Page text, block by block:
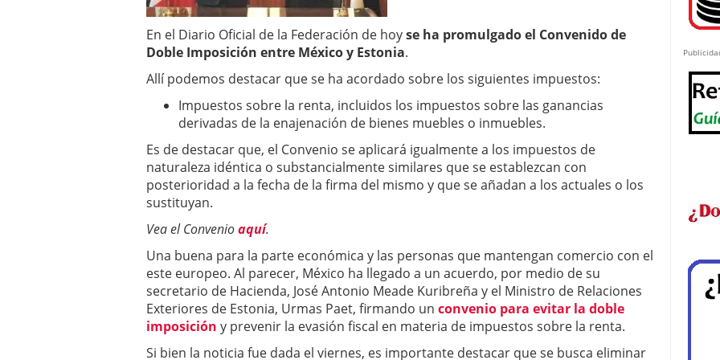
En el Diario Oficial de la Federación de hoyse ha promulgado el Convenido de
Doble Imposición entre México y Estonia.
Allí podemos destacar que se ha acordado sobre los siguientes impuestos:
Impuestos sobre la renta, incluidos los impuestos sobre las ganancias
derivadas de la enajenación de bienes muebles o inmuebles.
Es de destacar que, el Convenio se aplicará igualmente a los impuestos de
naturaleza idéntica o substancialmente similares que se establezcan con
posterioridad a la fecha de la firma del mismo y que se añadan a los actuales o los
sustituyan.
Vea el Convenioaquí.
Una buena para la parte económica y las personas que mantengan comercio con el
este europeo. Al parecer, México ha llegado a un acuerdo, por medio de su
secretario de Hacienda, José Antonio Meade Kuribreña y el Ministro de Relaciones
Exteriores de Estonia, Urmas Paet, firmando un convenio para evitar la doble
imposición y prevenir la evasión fiscal en materia de impuestos sobre la renta.
Si bien la noticia fue dada el viernes, es importante destacar que se busca eliminar